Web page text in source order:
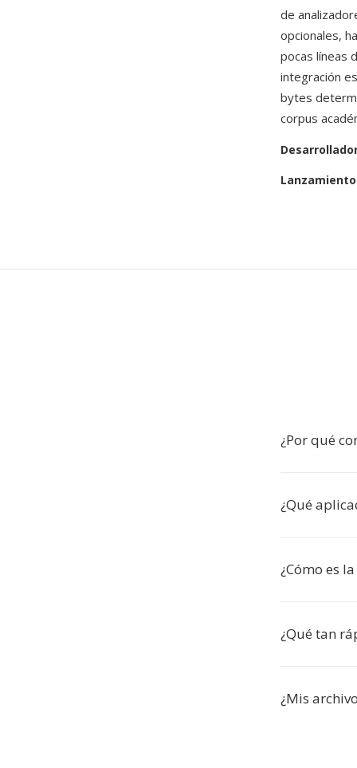
de
opcionales,
pocas líneas
integración
bytes
corpus
¿Por qué
¿Qué
¿Cómo es
¿Qué tan
¿Mis